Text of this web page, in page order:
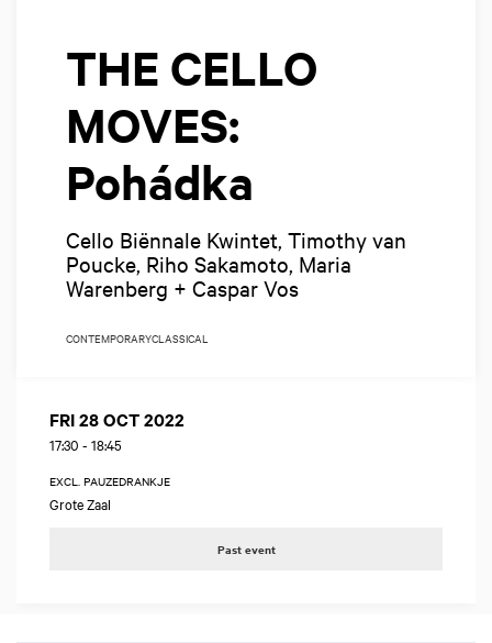
THE CELLO
MOVES:
Pohádka
Cello Biënnale Kwintet, Timothy van
Poucke, Riho Sakamoto, Maria
Warenberg + Caspar Vos
CONTEMPORARYCLASSICAL
FRI 28 OCT 2022
17:30 - 18:45
EXCL. PAUZEDRANKJE
Grote Zaal
Past event